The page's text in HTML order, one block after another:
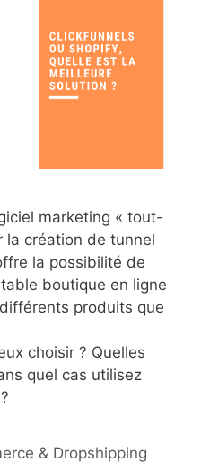
marketing « tout-
la création de tunnel
la possibilité de
boutique en ligne
produits que
choisir ? Quelles
quel cas utilisez
& Dropshipping